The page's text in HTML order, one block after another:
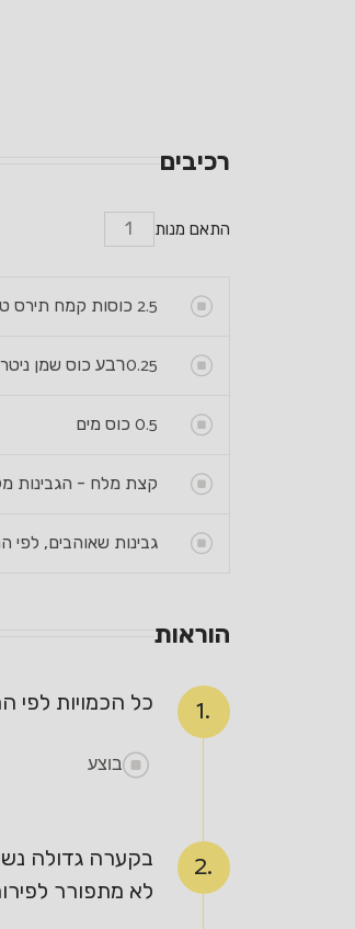
רכיבים
התאם מנות
2.5 כוסות קמח תירס
0.25רבע כוס שמן
0.5 כוס מים
קצת מלח - הגבינות
גבינות שאוהבים, לפי
הוראות
1. כל הכמויות לפי
בוצע
2.
בקערה גדולה
לא מתפורר